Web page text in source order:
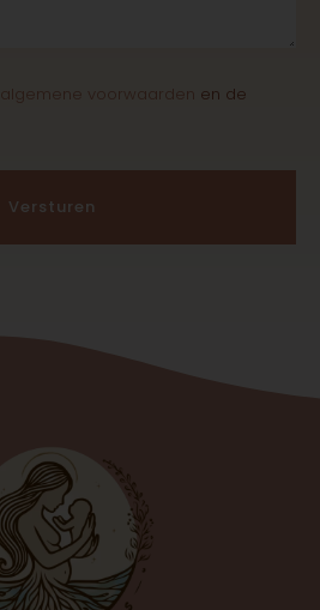
algemene voorwaarden en de